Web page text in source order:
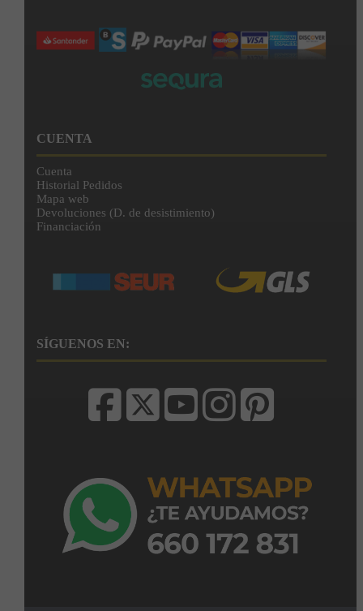
CUENTA
Cuenta
Historial Pedidos
Mapa web
Devoluciones (D. de desistimiento)
Financiación
SÍGUENOS EN: